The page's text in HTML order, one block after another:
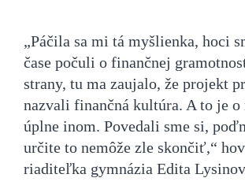
„Páčila sa mi tá myšlienka, hoci
čase počuli o finančnej
strany, tu ma zaujalo, že projekt
nazvali finančná kultúra. A to je o
úplne inom. Povedali sme si,
určite to nemôže zle skončiť,“
riaditeľka gymnázia Edita